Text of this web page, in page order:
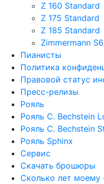
Z 160 Standard
Z 175 Standard
Z 185 Standard
Zimmermann
Пианисты
Политика
Правовой статус
Пресс-релизы
Рояль
Рояль C. Bechstein
Рояль C. Bechstein
Рояль Sphinx
Сервис
Скачать брошюры
Сколько лет моему